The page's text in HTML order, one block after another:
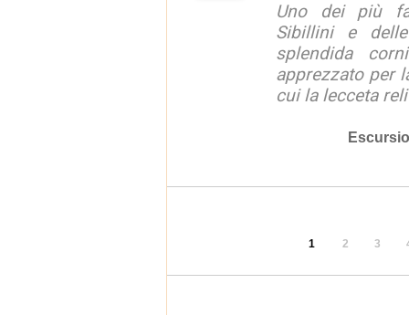
Uno dei più
Sibillini e
splendida
apprezzato per
cui la lecceta
1 2 3